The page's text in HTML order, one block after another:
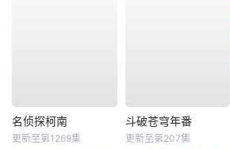
名侦探柯南
更新至第1269集
斗破苍穹年番
更新至第207集